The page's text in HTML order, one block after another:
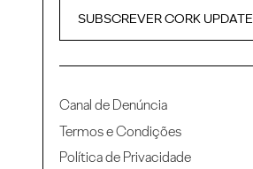
SUBSCREVER CORK UPDATE
Canal de Denúncia
Termos e Condições
Política de Privacidade